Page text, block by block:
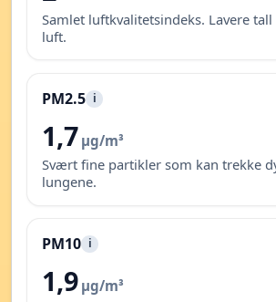
Samlet luftkvalitetsindeks. Lavere
luft.
PM2.5 i
1,7 µg/m³
Svært fine partikler som kan trekke
lungene.
PM10 i
1,9 µg/m³